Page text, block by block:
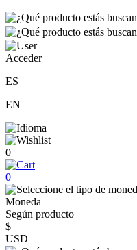
Acceder
ES
EN
0
0
Moneda
Según producto
$
USD